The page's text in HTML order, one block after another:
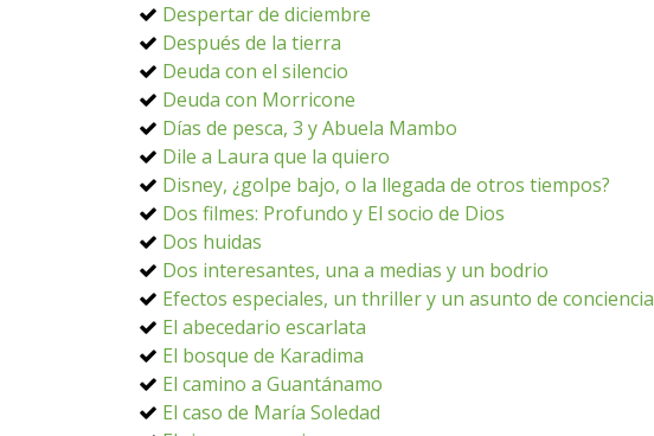
Despertar de diciembre
Después de la tierra
Deuda con el silencio
Deuda con Morricone
Días de pesca, 3 y Abuela Mambo
Dile a Laura que la quiero
Disney, ¿golpe bajo, o la llegada de otros tiempos?
Dos filmes: Profundo y El socio de Dios
Dos huidas
Dos interesantes, una a medias y un bodrio
Efectos especiales, un thriller y un asunto de conciencia
El abecedario escarlata
El bosque de Karadima
El camino a Guantánamo
El caso de María Soledad